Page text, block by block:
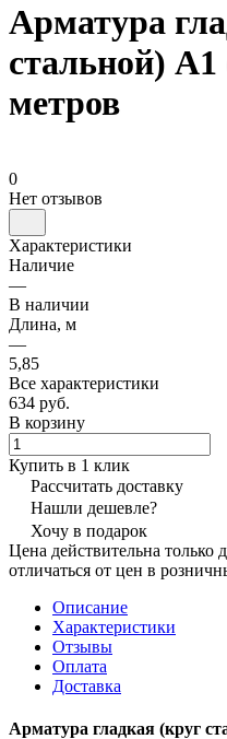
Арматура
стальной)
метров
0
Нет отзывов
Характеристики
Наличие
—
В наличии
Длина, м
—
5,85
Все характеристики
634 руб.
В корзину
Купить в 1 клик
Рассчитать доставку
Нашли дешевле?
Хочу в подарок
Цена действительна только
отличаться от цен в
Описание
Характеристики
Отзывы
Оплата
Доставка
Арматура гладкая (круг